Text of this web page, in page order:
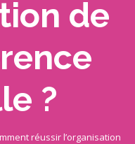
de
?
réussir l’organisation